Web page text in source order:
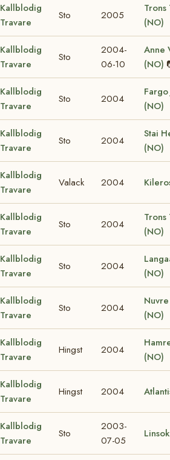
Kallblodig
Travare
Sto 2005
Trons
(NO)
Kallblodig
Travare
Sto
2004-
06-10
Anne
(NO)
Kallblodig
Travare
Sto 2004
Fargo
(NO)
Kallblodig
Travare
Sto 2004
Stai
(NO)
Kallblodig
Travare
Valack 2004
Kallblodig
Travare
Sto 2004
Trons
(NO)
Kallblodig
Travare
Sto 2004
(NO)
Kallblodig
Travare
Sto 2004
Nuvre
(NO)
Kallblodig
Travare
Hingst 2004
(NO)
Kallblodig
Travare
Hingst 2004
Kallblodig
Travare
Sto
2003-
07-05